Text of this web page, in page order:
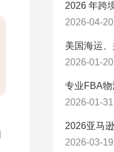
2026-04-20
2026-01-20
2026-01-31
2026-03-19